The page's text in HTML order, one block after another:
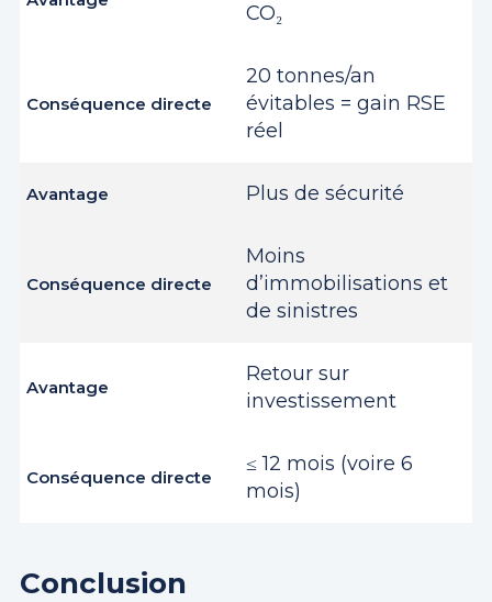
CO₂
20 tonnes/an
évitables = gain RSE
réel
Plus de sécurité
Moins
d’immobilisations et
de sinistres
Retour sur
investissement
≤ 12 mois (voire 6
mois)
Conclusion